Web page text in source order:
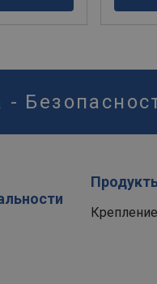
-